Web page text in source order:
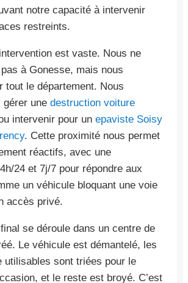
notre capacité à intervenir
restreints.
est vaste. Nous ne
à Gonesse, mais nous
tout le département. Nous
gérer une destruction voiture
intervenir pour un epaviste Soisy
. Cette proximité nous permet
réactifs, avec une
24 et 7j/7 pour répondre aux
un véhicule bloquant une voie
accès privé.
se déroule dans un centre de
Le véhicule est démantelé, les
utilisables sont triées pour le
et le reste est broyé. C’est